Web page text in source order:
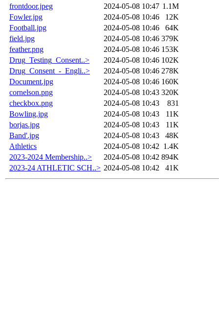
frontdoor.jpeg
2024-05-08 10:47 1.1M
Fowler.jpg
2024-05-08 10:46
12K
Football.jpg
2024-05-08 10:46
64K
field.jpg
2024-05-08 10:46 379K
feather.png
2024-05-08 10:46 153K
Drug_Testing_Consent..>
2024-05-08 10:46 102K
Drug_Consent_-_Engli..>
2024-05-08 10:46 278K
Document.jpg
2024-05-08 10:46 160K
cornelson.png
2024-05-08 10:43 320K
checkbox.png
2024-05-08 10:43
831
Bowling.jpg
2024-05-08 10:43
11K
borjas.jpg
2024-05-08 10:43
11K
Band'.jpg
2024-05-08 10:43
48K
Athletics
2024-05-08 10:42 1.4K
2023-2024 Membership..>
2024-05-08 10:42 894K
2023-24 ATHLETIC SCH..> 2024-05-08 10:42 41K